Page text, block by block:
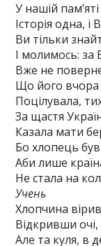
У нашій
Історія одна, і
Ви тільки
І молимось: за
Вже не
Що його вчора
Поцілувала,
За щастя
Казала мати
Бо хлопець
Аби лише
Не стала на
Хлопчина
Відкривши
Але та куля, в